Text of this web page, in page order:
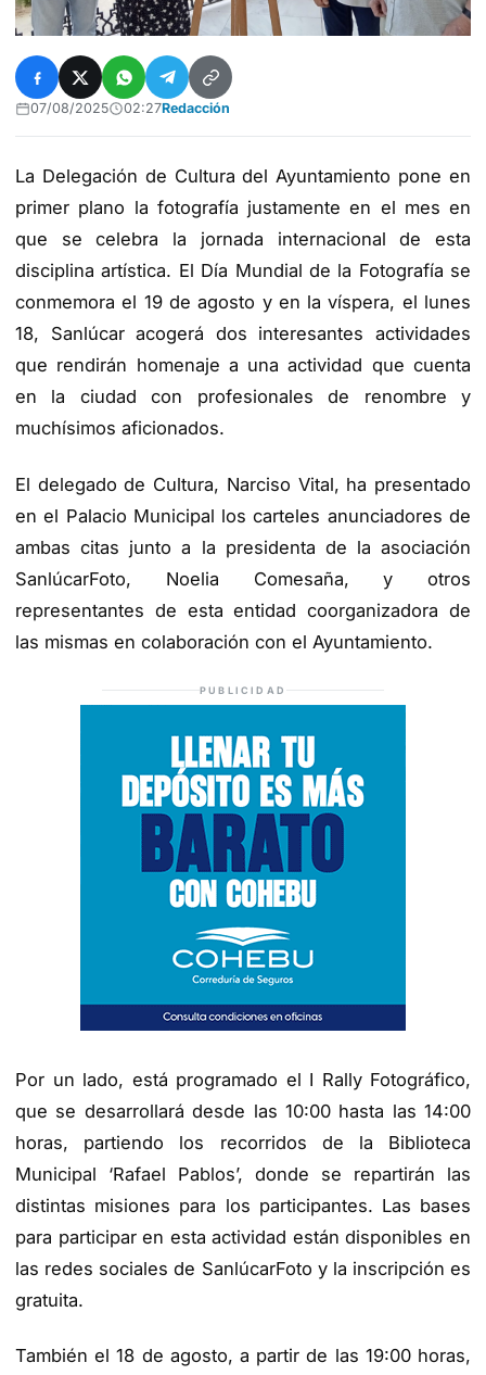
07/08/2025 02:27Redacción
La Delegación de Cultura del Ayuntamiento pone en
primer plano la fotografía justamente en el mes en
que se celebra la jornada internacional de esta
disciplina artística. El Día Mundial de la Fotografía se
conmemora el 19 de agosto y en la víspera, el lunes
18, Sanlúcar acogerá dos interesantes actividades
que rendirán homenaje a una actividad que cuenta
en la ciudad con profesionales de renombre y
muchísimos aficionados.
El delegado de Cultura, Narciso Vital, ha presentado
en el Palacio Municipal los carteles anunciadores de
ambas citas junto a la presidenta de la asociación
SanlúcarFoto, Noelia Comesaña, y otros
representantes de esta entidad coorganizadora de
las mismas en colaboración con el Ayuntamiento.
PUBLICIDAD
Por un lado, está programado el I Rally Fotográfico,
que se desarrollará desde las 10:00 hasta las 14:00
horas, partiendo los recorridos de la Biblioteca
Municipal ‘Rafael Pablos’, donde se repartirán las
distintas misiones para los participantes. Las bases
para participar en esta actividad están disponibles en
las redes sociales de SanlúcarFoto y la inscripción es
gratuita.
También el 18 de agosto, a partir de las 19:00 horas,